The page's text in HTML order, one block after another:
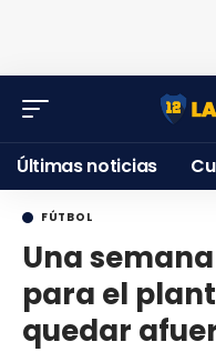
Últimas noticias
FÚTBOL
Una
para el
quedar